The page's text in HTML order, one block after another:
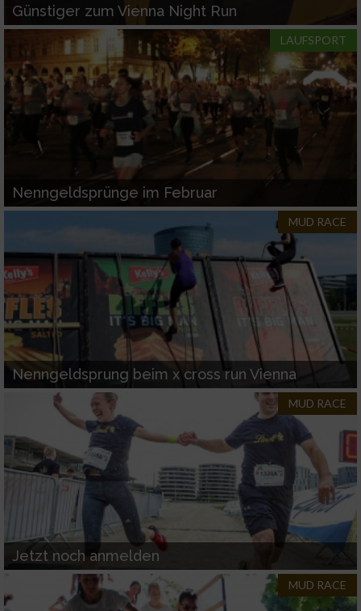
Günstiger zum Vienna Night Run
LAUFSPORT
Nenngeldsprünge im Februar
MUD RACE
Nenngeldsprung beim x cross run Vienna
MUD RACE
Jetzt noch anmelden
MUD RACE